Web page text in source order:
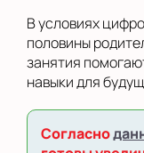
В условиях
половины
занятия
навыки для
Согласно